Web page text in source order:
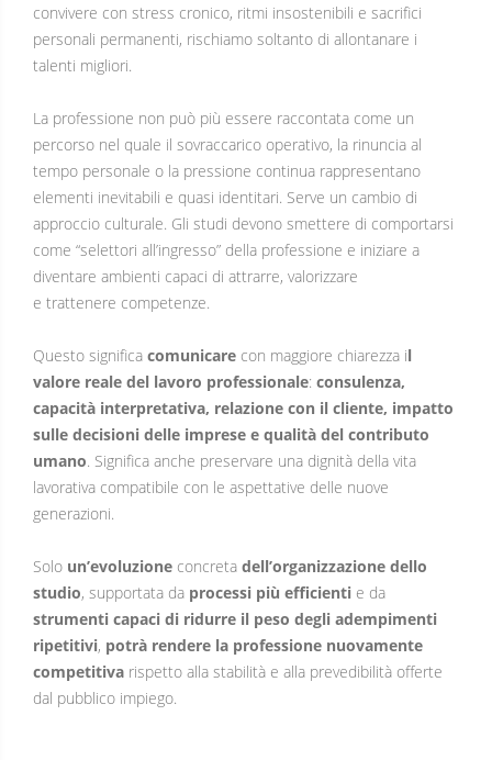
convivere con stress cronico, ritmi insostenibili e sacrifici
personali permanenti, rischiamo soltanto di allontanare i
talenti migliori.
La professione non può più essere raccontata come un
percorso nel quale il sovraccarico operativo, la rinuncia al
tempo personale o la pressione continua rappresentano
elementi inevitabili e quasi identitari. Serve un cambio di
approccio culturale. Gli studi devono smettere di comportarsi
come “selettori all’ingresso” della professione e iniziare a
diventare ambienti capaci di attrarre, valorizzare
e trattenere competenze.
Questo significa comunicare con maggiore chiarezza il
valore reale del lavoro professionale: consulenza,
capacità interpretativa, relazione con il cliente, impatto
sulle decisioni delle imprese e qualità del contributo
umano. Significa anche preservare una dignità della vita
lavorativa compatibile con le aspettative delle nuove
generazioni.
Solo un’evoluzione concreta dell’organizzazione dello
studio, supportata da processi più efficienti e da
strumenti capaci di ridurre il peso degli adempimenti
ripetitivi, potrà rendere la professione nuovamente
competitiva rispetto alla stabilità e alla prevedibilità offerte
dal pubblico impiego.